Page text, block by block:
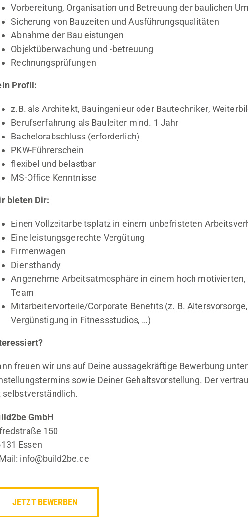
Vorbereitung, Organisation und Betreuung der baulichen
Sicherung von Bauzeiten und Ausführungsqualitäten
Abnahme der Bauleistungen
Objektüberwachung und -betreuung
Rechnungsprüfungen
Profil:
z.B. als Architekt, Bauingenieur oder Bautechniker,
Berufserfahrung als Bauleiter mind. 1 Jahr
Bachelorabschluss (erforderlich)
PKW-Führerschein
flexibel und belastbar
MS-Office Kenntnisse
bieten Dir:
Einen Vollzeitarbeitsplatz in einem unbefristeten
Eine leistungsgerechte Vergütung
Firmenwagen
Diensthandy
Angenehme Arbeitsatmosphäre in einem hoch
Team
Mitarbeitervorteile/Corporate Benefits (z. B.
Vergünstigung in Fitnessstudios, …)
freuen wir uns auf Deine aussagekräftige Bewerbung
sowie Deiner Gehaltsvorstellung. Der
selbstverständlich.
GmbH
150
Essen
info@build2be.de
JETZT BEWERBEN